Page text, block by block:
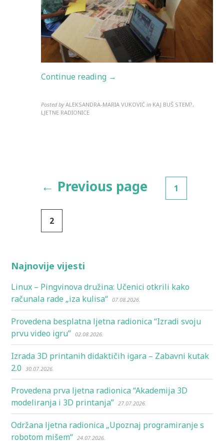
Continue reading →
Posted by ALEKSANDRA-MARIA VUKOVIĆ in KAJ BUŠ STEM?,
LJETNE RADIONICE
Paginacija
objava
← Previous page 1
2
Najnovije vijesti
Linux – Pingvinova družina: Učenici otkrili kako
računala rade „iza kulisa“ 07.08.2026.
Provedena besplatna ljetna radionica “Izradi svoju
prvu video igru” 02.08.2026.
Izrada 3D printanih didaktičih igara – Zabavni kutak
2.0
30.07.2026.
Provedena prva ljetna radionica “Akademija 3D
modeliranja i 3D printanja” 27.07.2026.
Održana ljetna radionica „Upoznaj programiranje s
robotom mišem“ 24.07.2026.